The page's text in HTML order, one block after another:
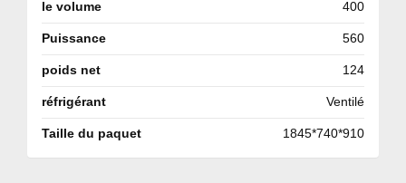
le volume 400
Puissance 560
poids net 124
réfrigérant Ventilé
Taille du paquet 1845*740*910